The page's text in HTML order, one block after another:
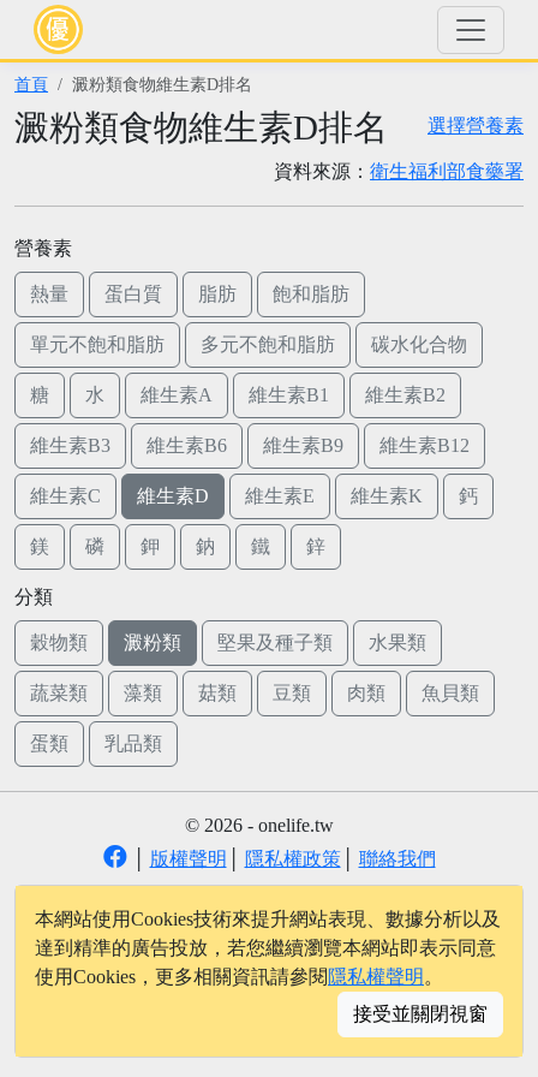
首頁 澱粉類食物維生素D排名
選擇營養素
澱粉類食物維生素D排名
資料來源： 衛生福利部食藥署
營養素
熱量 蛋白質 脂肪 飽和脂肪
單元不飽和脂肪 多元不飽和脂肪 碳水化合物
糖 水 維生素A 維生素B1 維生素B2
維生素B3 維生素B6 維生素B9 維生素B12
維生素C 維生素D 維生素E 維生素K 鈣
鎂 磷 鉀 鈉 鐵 鋅
分類
穀物類 澱粉類 堅果及種子類 水果類
蔬菜類 藻類 菇類 豆類 肉類 魚貝類
蛋類 乳品類
© 2026 - onelife.tw
版權聲明 隱私權政策│ 聯絡我們
本網站使用Cookies技術來提升網站表現、數據分析以及
達到精準的廣告投放，若您繼續瀏覽本網站即表示同意
使用Cookies，更多相關資訊請參閱 隱私權聲明 。
接受並關閉視窗